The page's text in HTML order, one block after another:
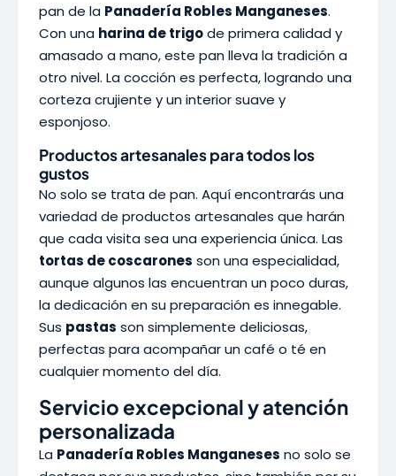
pan de la Panadería Robles Manganeses.
Con una harina de trigode primera calidad y
amasado a mano, este pan lleva la tradición a
otro nivel. La cocción es perfecta, logrando una
corteza crujiente y un interior suave y
esponjoso.
Productos artesanales para todos los
gustos
No solo se trata de pan. Aquí encontrarás una
variedad de productos artesanales que harán
que cada visita sea una experiencia única. Las
tortas de coscarones son una especialidad,
aunque algunos las encuentran un poco duras,
la dedicación en su preparación es innegable.
Sus pastas son simplemente deliciosas,
perfectas para acompañar un café o té en
cualquier momento del día.
Servicio excepcional y atención
personalizada
La Panadería Robles Manganeses no solo se